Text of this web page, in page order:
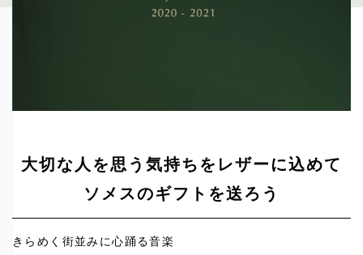
大切な人を思う気持ちをレザーに込めて
ソメスのギフトを送ろう
きらめく街並みに心踊る音楽